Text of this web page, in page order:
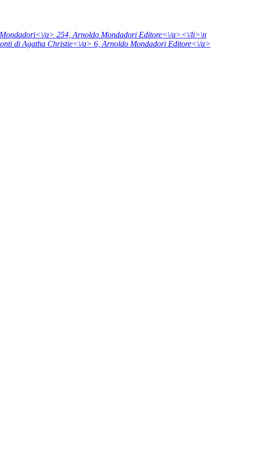
a> 254, Arnoldo Mondadori Editore<\/a><\/li>\n
di Agatha Christie<\/a> 6, Arnoldo Mondadori Editore<\/a>